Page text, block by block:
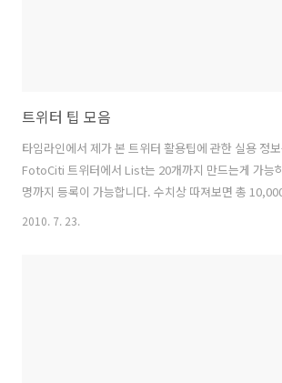
트위터 팁 모음
타임라인에서 제가 본 트위터 활용팁에 관한 실용 정
FotoCiti 트위터에서 List는 20개까지 만드는게 가능
명까지 등록이 가능합니다. 수치상 따져보면 총
2010. 7. 23.